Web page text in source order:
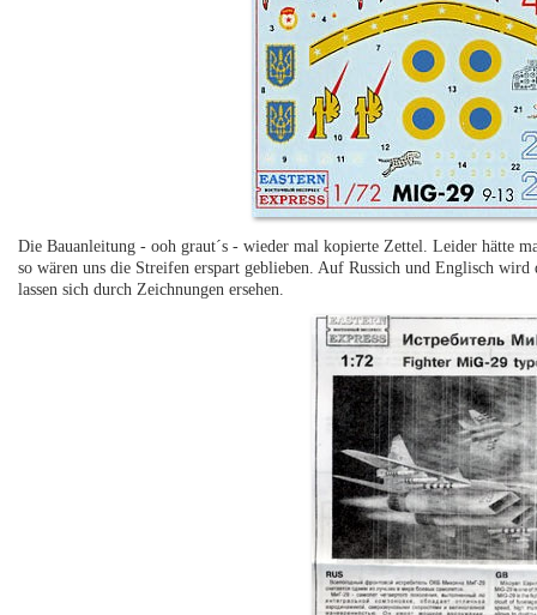
Die Bauanleitung - ooh graut´s - wieder mal kopierte Zettel. Leider hätte
so wären uns die Streifen erspart geblieben. Auf Russich und Englisch
lassen sich durch Zeichnungen ersehen.